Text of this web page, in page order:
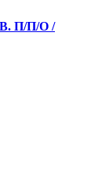
П/П/О /